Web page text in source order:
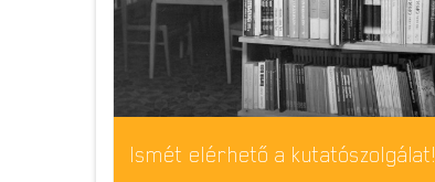
Ismét elérhető a kutatószolgálat!